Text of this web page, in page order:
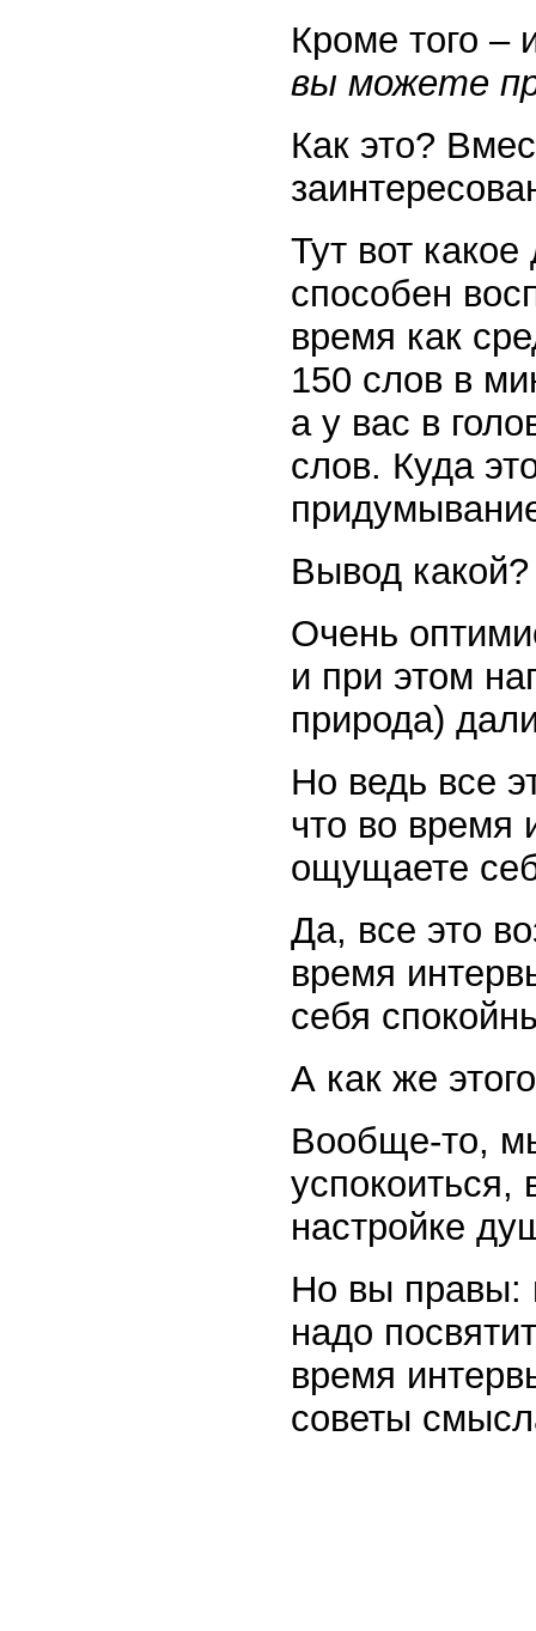
Кроме того –
вы можете
Как это?
Тут вот
способен
время как
150 слов в
а у вас в
слов. Куда
Вывод какой?
Очень
и при этом
природа)
Но ведь все
что во время
ощущаете
Да, все это
время
себя
А как же
Вообще-то,
успокоиться,
настройке
Но вы правы:
надо
время
советы